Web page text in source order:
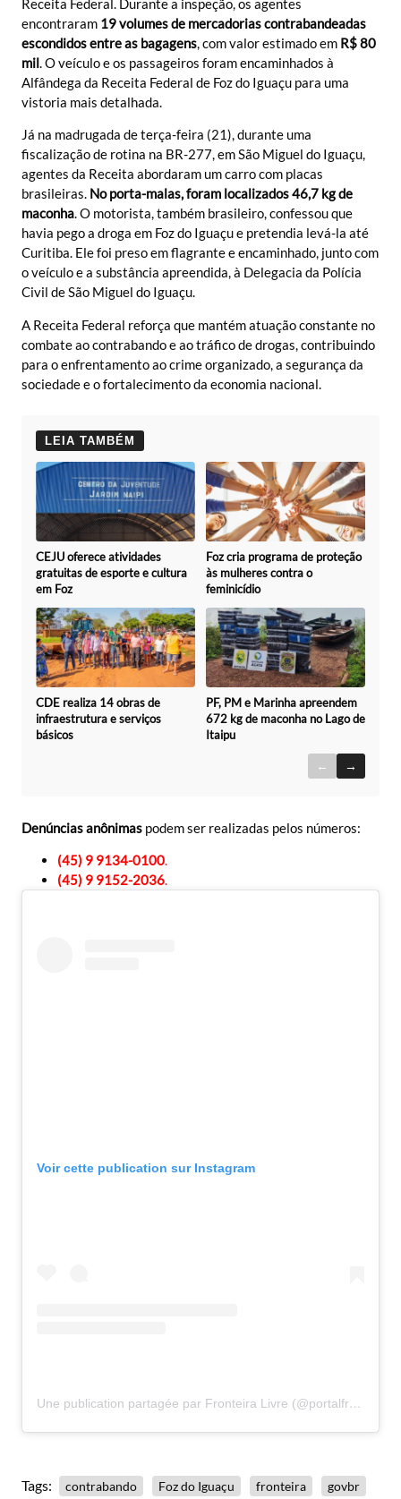
Receita Federal. Durante a inspeção, os agentes
encontraram 19 volumes de mercadorias contrabandeadas
escondidos entre as bagagens, com valor estimado em R$ 80
mil. O veículo e os passageiros foram encaminhados à
Alfândega da Receita Federal de Foz do Iguaçu para uma
vistoria mais detalhada.
Já na madrugada de terça-feira (21), durante uma
fiscalização de rotina na BR-277, em São Miguel do Iguaçu,
agentes da Receita abordaram um carro com placas
brasileiras. No porta-malas, foram localizados 46,7 kg de
maconha. O motorista, também brasileiro, confessou que
havia pego a droga em Foz do Iguaçu e pretendia levá-la até
Curitiba. Ele foi preso em flagrante e encaminhado, junto com
o veículo e a substância apreendida, à Delegacia da Polícia
Civil de São Miguel do Iguaçu.
A Receita Federal reforça que mantém atuação constante no
combate ao contrabando e ao tráfico de drogas, contribuindo
para o enfrentamento ao crime organizado, a segurança da
sociedade e o fortalecimento da economia nacional.
LEIA TAMBÉM
CEJU oferece atividades
gratuitas de esporte e cultura
em Foz
Foz cria programa de proteção
às mulheres contra o
feminicídio
CDE realiza 14 obras de
infraestrutura e serviços
básicos
PF, PM e Marinha apreendem
672 kg de maconha no Lago de
Itaipu
← →
Denúncias anônimas podem ser realizadas pelos números:
(45) 9 9134-0100.
(45) 9 9152-2036.
Voir cette publication sur Instagram
Une publication partagée par Fronteira Livre (@portalfronteiralivre)
Tags: contrabando Foz do Iguaçu fronteira govbr